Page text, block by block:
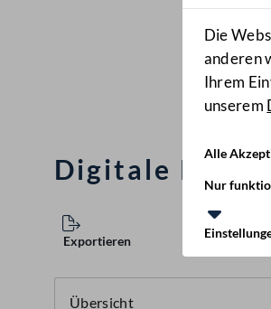
Die
anderen
Ihrem
unserem
Alle
Nur
Digitale
Exportieren